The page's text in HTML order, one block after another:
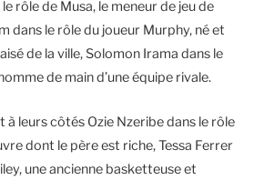
rôle de Musa, le meneur de jeu de
dans le rôle du joueur Murphy, né et
de la ville, Solomon Irama dans le
de main d’une équipe rivale.
leurs côtés Ozie Nzeribe dans le rôle
dont le père est riche, Tessa Ferrer
une ancienne basketteuse et